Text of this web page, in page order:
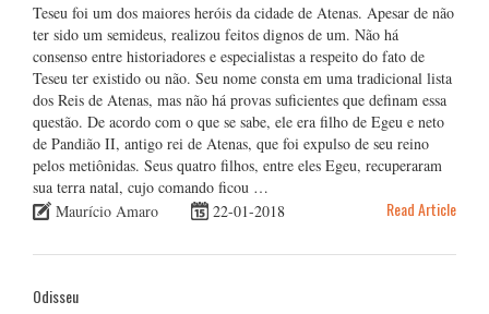
Teseu foi um dos maiores heróis da cidade de Atenas. Apesar de não
ter sido um semideus, realizou feitos dignos de um. Não há
consenso entre historiadores e especialistas a respeito do fato de
Teseu ter existido ou não. Seu nome consta em uma tradicional lista
dos Reis de Atenas, mas não há provas suficientes que definam essa
questão. De acordo com o que se sabe, ele era filho de Egeu e neto
de Pandião II, antigo rei de Atenas, que foi expulso de seu reino
pelos metiônidas. Seus quatro filhos, entre eles Egeu, recuperaram
sua terra natal, cujo comando ficou …
Maurício Amaro
22-01-2018 Read Article
Odisseu